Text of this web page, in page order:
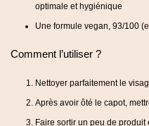
optimale et hygiénique
Une formule vegan, 93/100
Comment l’utiliser ?
Nettoyer parfaitement le
Après avoir ôté le capot,
Faire sortir un peu de